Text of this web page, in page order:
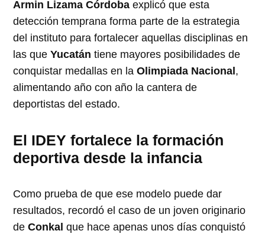
Armin Lizama Córdoba explicó que esta
detección temprana forma parte de la estrategia
del instituto para fortalecer aquellas disciplinas en
las queYucatán tiene mayores posibilidades de
conquistar medallas en laOlimpiada Nacional ,
alimentando año con año la cantera de
deportistas del estado.
El IDEY fortalece la formación
deportiva desde la infancia
Como prueba de que ese modelo puede dar
resultados, recordó el caso de un joven originario
deConkal que hace apenas unos días conquistó